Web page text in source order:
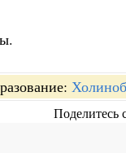
Поделитесь